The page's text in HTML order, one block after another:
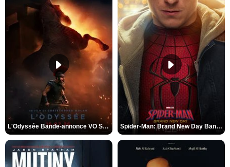
L'Odyssée Bande-annonce VO STFR Spider-Man: Brand New Day Bande-annonce VO STFR